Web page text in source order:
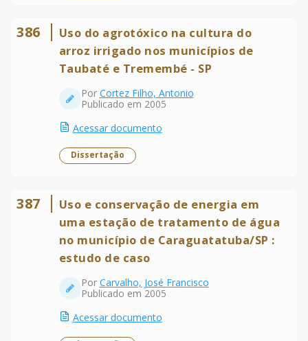
386
Uso do agrotóxico na cultura do
arroz irrigado nos municípios de
Taubaté e Tremembé - SP
Por Cortez Filho, Antonio
Publicado em 2005
Acessar documento
Dissertação
387
Uso e conservação de energia em
uma estação de tratamento de água
no município de Caraguatatuba/SP :
estudo de caso
Por Carvalho, José Francisco
Publicado em 2005
Acessar documento